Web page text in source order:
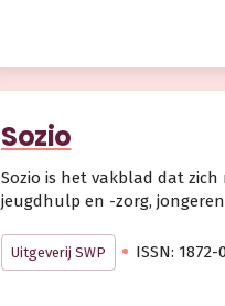
Sozio
Sozio is het vakblad dat
jeugdhulp en -zorg,
Uitgeverij SWP ISSN: 1872-